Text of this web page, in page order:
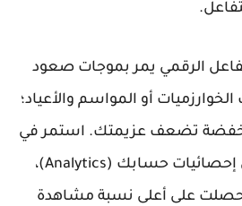
الرقمي يمر بموجات صعود
أو المواسم والأعياد؛
تضعف عزيمتك. استمر في
قراءة البيانات، وتحليل إحصائيات حسابك (Analytics)،
حصلت على أعلى نسبة مشاهدة